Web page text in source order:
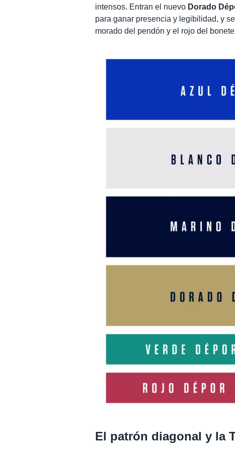
intensos. Entran el nuevo Dorado
para ganar presencia y legibilidad, y
morado del pendón y el rojo del
El patrón diagonal y la